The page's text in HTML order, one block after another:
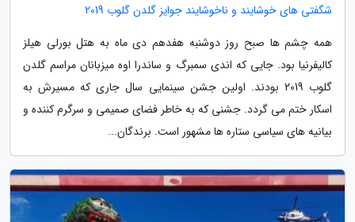
شگفتی های خوشایند و ناخوشایند جوایز گلدن گلوب 2019
همه چشم ها صبح روز دوشنبه هفدهم دی ماه به هتل بورلی هیلز
کالیفرنیا بود. جایی که اندی سمبرگ و ساندرا اوه میزبانان مراسم گلدن
گلوب 2019 بودند. اولین جشن سینمایی سال جاری که مسیرش به
اسکار ختم می گردد. جشنی که به خاطر فضای صمیمی و سرگرم کننده و
بیانیه های سیاسی ستاره ها مشهور است. برندگان...